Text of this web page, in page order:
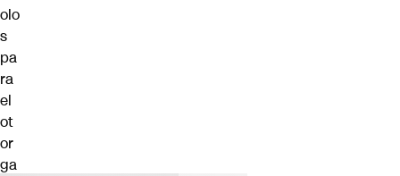
olo
s
pa
ra
el
ot
or
ga